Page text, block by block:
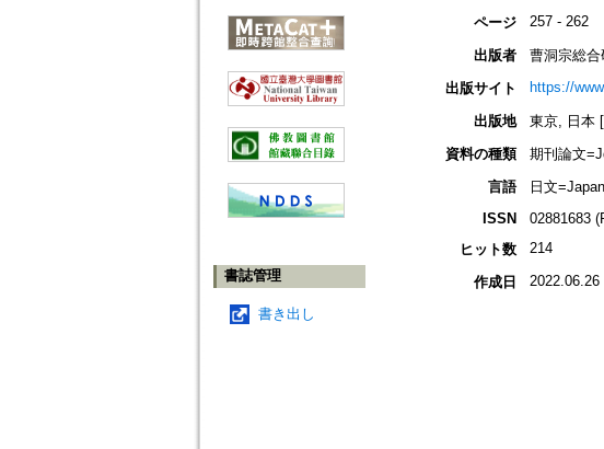
書誌管理
書き出し
ページ 257 - 262
出版者
曹洞宗総
出版サイト
https://
出版地
東京, 日本
資料の種類
期刊論文
言語
日文
ISSN
02881683
ヒット数
214
作成日 2022.06.26